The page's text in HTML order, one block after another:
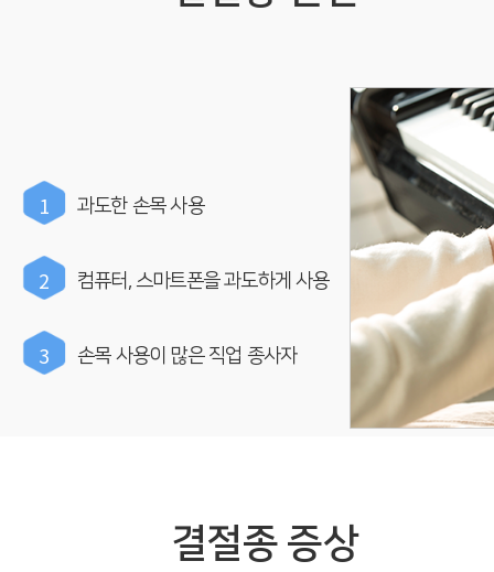
1 과도한 손목 사용
2 컴퓨터, 스마트폰을 과도하게 사용
3 손목 사용이 많은 직업 종사자
결절종 증상